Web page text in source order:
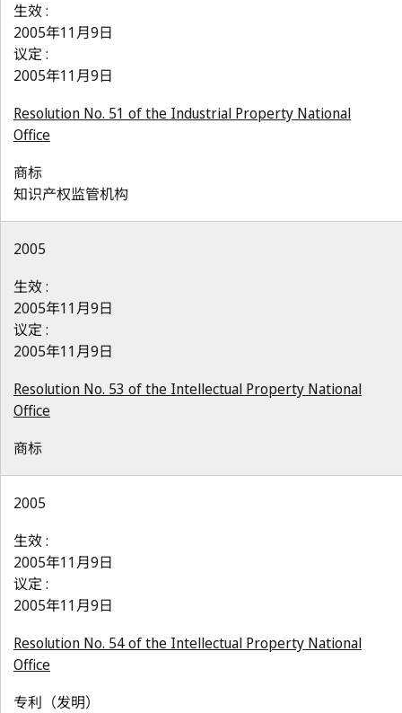
生效 :
2005年11月9日
议定 :
2005年11月9日
Resolution No. 51 of the Industrial Property National
Office
商标
知识产权监管机构
2005
生效 :
2005年11月9日
议定 :
2005年11月9日
Resolution No. 53 of the Intellectual Property National
Office
商标
2005
生效 :
2005年11月9日
议定 :
2005年11月9日
Resolution No. 54 of the Intellectual Property National
Office
专利（发明）